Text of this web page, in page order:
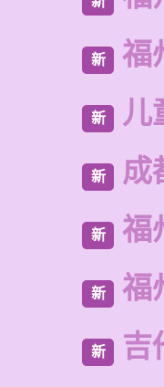
新 福
新 儿
新 成
新 福
新 福
新 吉